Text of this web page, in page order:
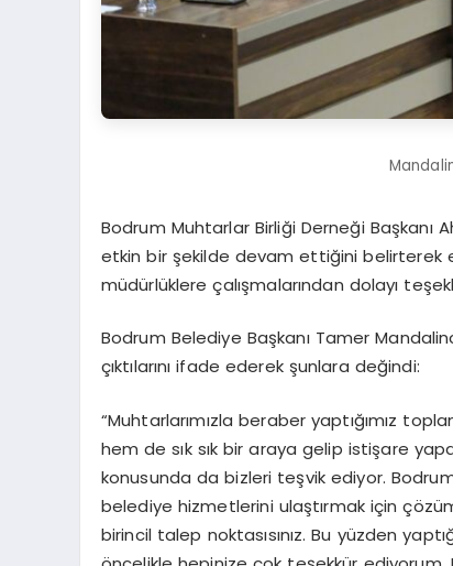
Bodrum Muhtarlar Birliği Derneği Başkanı
etkin bir şekilde devam ettiğini belirterek
müdürlüklere çalışmalarından dolayı
Bodrum Belediye Başkanı Tamer
çıktılarını ifade ederek şunlara değindi:
“Muhtarlarımızla beraber yaptığımız
hem de sık sık bir araya gelip istişare
konusunda da bizleri teşvik ediyor.
belediye hizmetlerini ulaştırmak için
birincil talep noktasısınız. Bu yüzden